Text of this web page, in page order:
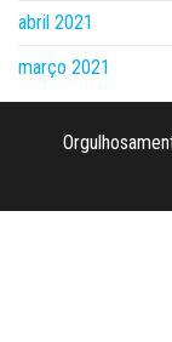
abril 2021
março 2021